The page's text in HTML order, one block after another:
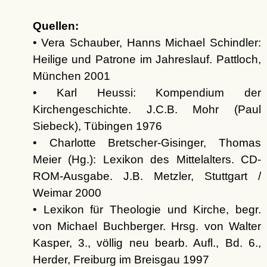
Quellen:
• Vera Schauber, Hanns Michael Schindler:
Heilige und Patrone im Jahreslauf. Pattloch,
München 2001
• Karl Heussi: Kompendium der
Kirchengeschichte. J.C.B. Mohr (Paul
Siebeck), Tübingen 1976
• Charlotte Bretscher-Gisinger, Thomas
Meier (Hg.): Lexikon des Mittelalters. CD-
ROM-Ausgabe. J.B. Metzler, Stuttgart /
Weimar 2000
• Lexikon für Theologie und Kirche, begr.
von Michael Buchberger. Hrsg. von Walter
Kasper, 3., völlig neu bearb. Aufl., Bd. 6.,
Herder, Freiburg im Breisgau 1997